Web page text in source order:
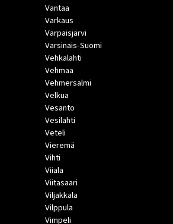
Vantaa
Varkaus
Varpaisjärvi
Varsinais-Suomi
Vehkalahti
Vehmaa
Vehmersalmi
Velkua
Vesanto
Vesilahti
Veteli
Vieremä
Vihti
Viiala
Viitasaari
Viljakkala
Vilppula
Vimpeli